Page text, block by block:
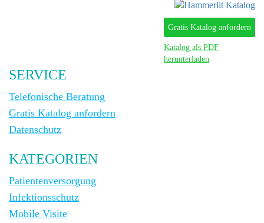
Gratis Katalog anfordern
Katalog als PDF
herunterladen
SERVICE
Telefonische Beratung
Gratis Katalog anfordern
Datenschutz
KATEGORIEN
Patientenversorgung
Infektionsschutz
Mobile Visite